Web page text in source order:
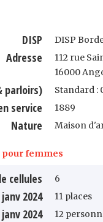
DISP DISP
Adresse
112 rue
16000
parloirs) Standard :
service 1889
Nature Maison
pour femmes
cellules 6
janv 2024 11 places
janv 2024 12